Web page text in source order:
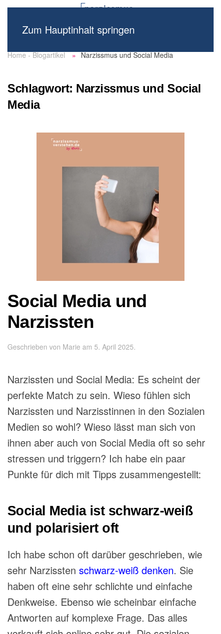
Zum Hauptinhalt springen
Home - Blogartikel Narzissmus und Social Media
Schlagwort: Narzissmus und Social
Media
Social Media und
Narzissten
Geschrieben von Marie am 5. April 2025.
Narzissten und Social Media: Es scheint der
perfekte Match zu sein. Wieso fühlen sich
Narzissten und Narzisstinnen in den Sozialen
Medien so wohl? Wieso lässt man sich von
ihnen aber auch von Social Media oft so sehr
stressen und triggern? Ich habe ein paar
Punkte für dich mit Tipps zusammengestellt:
Social Media ist schwarz-weiß
und polarisiert oft
Ich habe schon oft darüber geschrieben, wie
sehr Narzissten schwarz-weiß denken. Sie
haben oft eine sehr schlichte und einfache
Denkweise. Ebenso wie scheinbar einfache
Antworten auf komplexe Frage. Das alles